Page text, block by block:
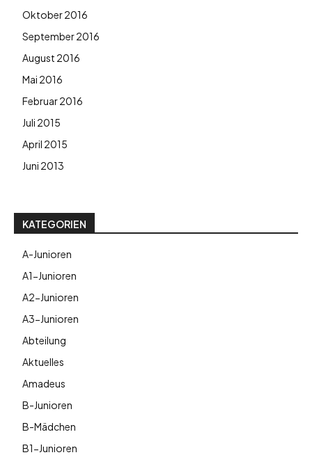
Oktober 2016
September 2016
August 2016
Mai 2016
Februar 2016
Juli 2015
April 2015
Juni 2013
KATEGORIEN
A-Junioren
A1-Junioren
A2-Junioren
A3-Junioren
Abteilung
Aktuelles
Amadeus
B-Junioren
B-Mädchen
B1-Junioren